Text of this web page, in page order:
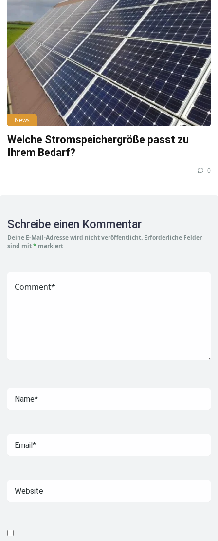
News
Welche Stromspeichergröße passt zu
Ihrem Bedarf?
0
Schreibe einen Kommentar
Deine E-Mail-Adresse wird nicht veröffentlicht. Erforderliche Felder
sind mit* markiert